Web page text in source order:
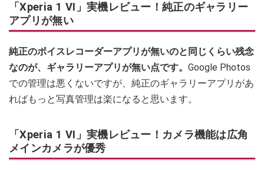
「Xperia 1 VI」実機レビュー！純正のギャラリー
アプリが無い
純正のボイスレコーダーアプリが無いのと同じくらい残念
なのが、ギャラリーアプリが無い点です。 Google Photos
での管理は悪くないですが、純正のギャラリーアプリがあ
ればもっと写真管理は楽になると思います。
「Xperia 1 VI」実機レビュー！カメラ機能は広角
メインカメラが優秀